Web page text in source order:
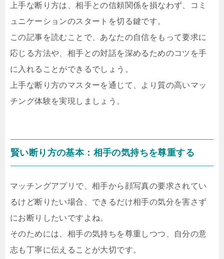
上手な断り方は、相手との信頼関係を損なわず、コミ
ュニケーションのスタートを切る鍵です。
この記事を読むことで、あなたの自信をもって要求に
応じる方法や、相手との対話を深めるためのコツを手
に入れることができるでしょう。
上手な断り方のマスターを通じて、より質の高いマッ
チング体験を実現しましょう。
賢い断り方の基本：相手の気持ちを尊重する
マッチングアプリで、相手から顔写真の要求されてい
るけど断りたい場合、できるだけ相手の気分を害さず
にお断りしたいですよね。
そのためには、相手の気持ちを尊重しつつ、自分の意
志も丁寧に伝えることが大切です。